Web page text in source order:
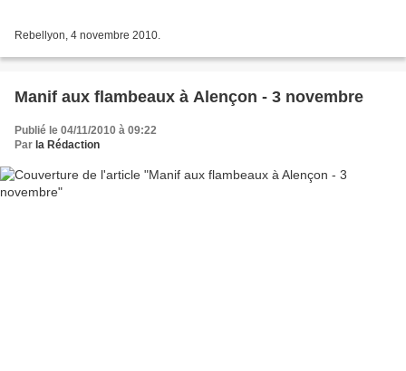
Rebellyon, 4 novembre 2010.
Manif aux flambeaux à Alençon - 3 novembre
Publié le 04/11/2010 à 09:22
Par la Rédaction